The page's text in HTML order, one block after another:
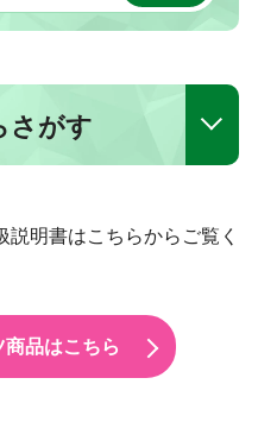
さがす
明書はこちらからご覧く
品はこちら